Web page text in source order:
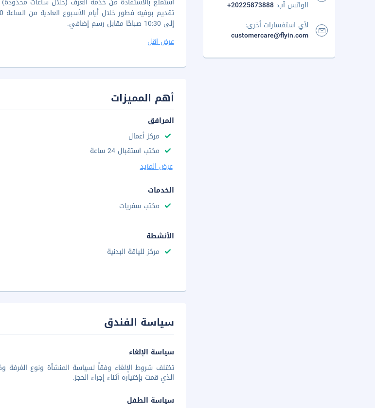
إلى 10:30 صباحًا مقابل رسم إضافي.
عرض اقل
أهم المميزات
المرافق
مركز أعمال
مكتب استقبال 24 ساعة
عرض المزيد
الخدمات
مكتب سفريات
الأنشطة
مركز للياقة البدنية
سياسة الفندق
سياسة الإلغاء
تختلف شروط الإلغاء وفقاً لسياسة المنشأة ونوع الغرفة
الذي قمت بإختياره أثناء إجراء الحجز.
سياسة الطفل
الواتس آب: +20225873888
لأي استفسارات أخرى:
customercare@flyin.com